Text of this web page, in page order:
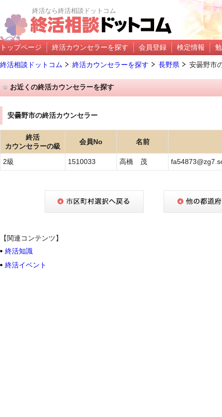
終活なら終活相談ドットコム
トップページ 終活カウンセラーを探す 会員登録 検定情報
終活相談ドットコム 終活カウンセラーを探す 長野県 安曇野市
お近くの終活カウンセラーを探す
安曇野市の終活カウンセラー
終活
カウンセラーの級
会員No 名前
2級 1510033 高橋 茂
【関連コンテンツ】
終活知識
終活イベント